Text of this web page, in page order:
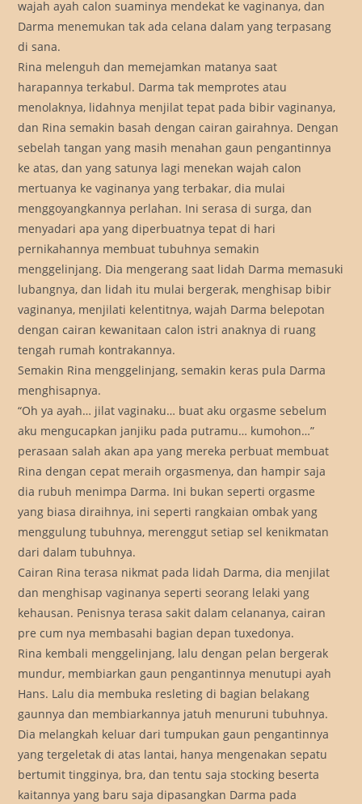
wajah ayah calon suaminya mendekat ke vaginanya, dan
Darma menemukan tak ada celana dalam yang terpasang
di sana.
Rina melenguh dan memejamkan matanya saat
harapannya terkabul. Darma tak memprotes atau
menolaknya, lidahnya menjilat tepat pada bibir vaginanya,
dan Rina semakin basah dengan cairan gairahnya. Dengan
sebelah tangan yang masih menahan gaun pengantinnya
ke atas, dan yang satunya lagi menekan wajah calon
mertuanya ke vaginanya yang terbakar, dia mulai
menggoyangkannya perlahan. Ini serasa di surga, dan
menyadari apa yang diperbuatnya tepat di hari
pernikahannya membuat tubuhnya semakin
menggelinjang. Dia mengerang saat lidah Darma memasuki
lubangnya, dan lidah itu mulai bergerak, menghisap bibir
vaginanya, menjilati kelentitnya, wajah Darma belepotan
dengan cairan kewanitaan calon istri anaknya di ruang
tengah rumah kontrakannya.
Semakin Rina menggelinjang, semakin keras pula Darma
menghisapnya.
“Oh ya ayah… jilat vaginaku… buat aku orgasme sebelum
aku mengucapkan janjiku pada putramu… kumohon…”
perasaan salah akan apa yang mereka perbuat membuat
Rina dengan cepat meraih orgasmenya, dan hampir saja
dia rubuh menimpa Darma. Ini bukan seperti orgasme
yang biasa diraihnya, ini seperti rangkaian ombak yang
menggulung tubuhnya, merenggut setiap sel kenikmatan
dari dalam tubuhnya.
Cairan Rina terasa nikmat pada lidah Darma, dia menjilat
dan menghisap vaginanya seperti seorang lelaki yang
kehausan. Penisnya terasa sakit dalam celananya, cairan
pre cum nya membasahi bagian depan tuxedonya.
Rina kembali menggelinjang, lalu dengan pelan bergerak
mundur, membiarkan gaun pengantinnya menutupi ayah
Hans. Lalu dia membuka resleting di bagian belakang
gaunnya dan membiarkannya jatuh menuruni tubuhnya.
Dia melangkah keluar dari tumpukan gaun pengantinnya
yang tergeletak di atas lantai, hanya mengenakan sepatu
bertumit tingginya, bra, dan tentu saja stocking beserta
kaitannya yang baru saja dipasangkan Darma pada